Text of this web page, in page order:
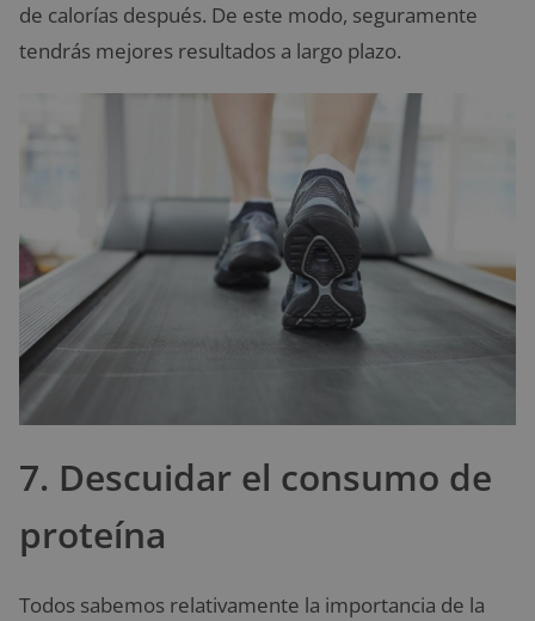
de calorías después. De este modo, seguramente
tendrás mejores resultados a largo plazo.
7. Descuidar el consumo de
proteína
Todos sabemos relativamente la importancia de la